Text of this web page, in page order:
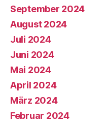
September 2024
August 2024
Juli 2024
Juni 2024
Mai 2024
April 2024
März 2024
Februar 2024